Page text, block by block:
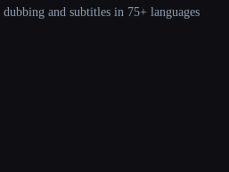
and subtitles in 75+ languages